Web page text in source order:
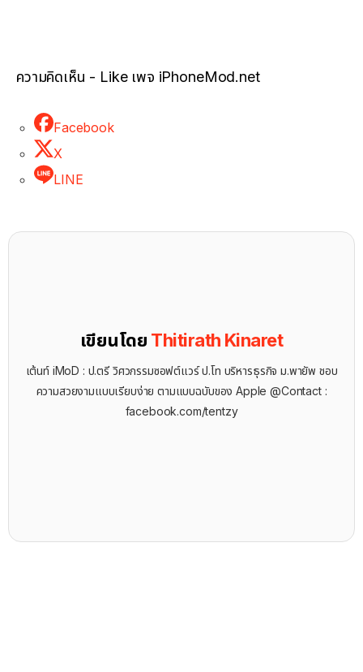
ความคิดเห็น - Like เพจ iPhoneMod.net
Facebook
X
LINE
เขียนโดย Thitirath Kinaret
เต้นท์ iMoD : ป.ตรี วิศวกรรมซอฟต์แวร์ ป.โท บริหารธุรกิจ ม.พายัพ ชอบ
ความสวยงามแบบเรียบง่าย ตามแบบฉบับของ Apple @Contact :
facebook.com/tentzy